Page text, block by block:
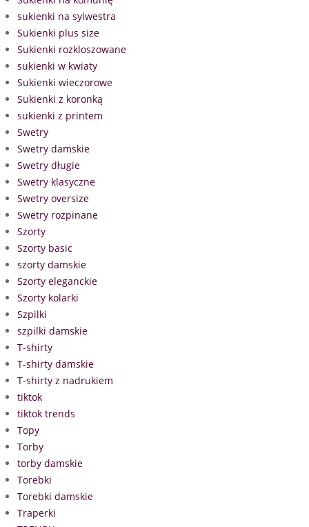
sukienki na sylwestra
Sukienki plus size
Sukienki rozkloszowane
sukienki w kwiaty
Sukienki wieczorowe
Sukienki z koronką
sukienki z printem
Swetry
Swetry damskie
Swetry długie
Swetry klasyczne
Swetry oversize
Swetry rozpinane
Szorty
Szorty basic
szorty damskie
Szorty eleganckie
Szorty kolarki
Szpilki
szpilki damskie
T-shirty
T-shirty damskie
T-shirty z nadrukiem
tiktok
tiktok trends
Topy
Torby
torby damskie
Torebki
Torebki damskie
Traperki